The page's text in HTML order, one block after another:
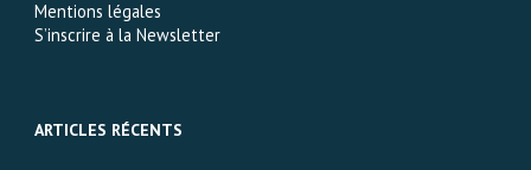
Mentions légales
S’inscrire à la Newsletter
ARTICLES RÉCENTS